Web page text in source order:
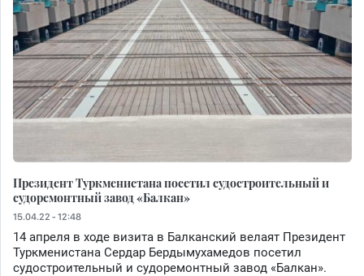
Президент Туркменистана посетил судостроительный и
судоремонтный завод «Балкан»
15.04.22 - 12:48
14 апреля в ходе визита в Балканский велаят Президент
Туркменистана Сердар Бердымухамедов посетил
судостроительный и судоремонтный завод «Балкан».